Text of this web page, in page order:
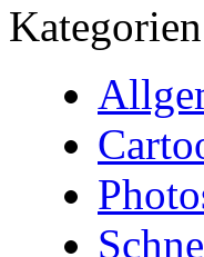
Kategorien